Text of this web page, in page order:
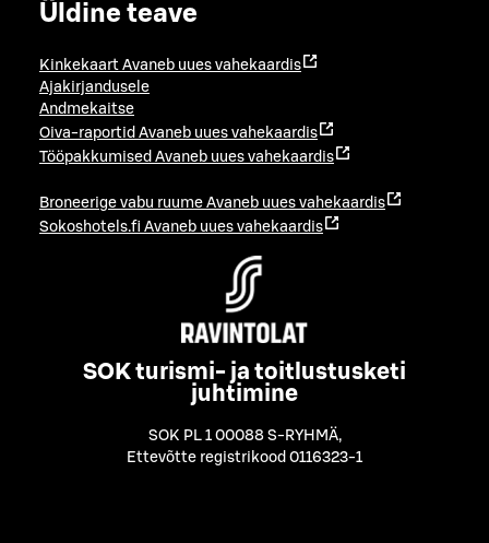
Üldine teave
Kinkekaart Avaneb uues vahekaardis
Ajakirjandusele
Andmekaitse
Oiva-raportid Avaneb uues vahekaardis
Tööpakkumised Avaneb uues vahekaardis
Broneerige vabu ruume Avaneb uues vahekaardis
Sokoshotels.fi Avaneb uues vahekaardis
SOK turismi- ja toitlustusketi
juhtimine
SOK PL 1 00088 S-RYHMÄ,
Ettevõtte registrikood 0116323-1